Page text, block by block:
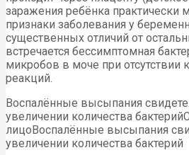
заражения ребёнка практически
признаки заболевания у
существенных отличий от
встречается бессимптомная
микробов в моче при отсутствии
реакций.
Воспалённые высыпания
увеличении количества
лицоВоспалённые высыпания
увеличении количества бактерий